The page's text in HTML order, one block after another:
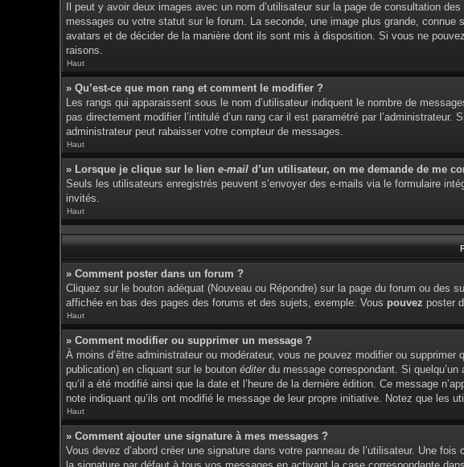
Il peut y avoir deux images avec un nom d’utilisateur sur la page de consultation
messages ou votre statut sur le forum. La seconde, une image plus grande, connue
avatars et de décider de la manière dont ils sont mis à disposition. Si vous ne
raisons.
Haut
» Qu’est-ce que mon rang et comment le modifier ?
Les rangs qui apparaissent sous le nom d’utilisateur indiquent le nombre de
pas directement modifier l’intitulé d’un rang car il est paramétré par
administrateur peut rabaisser votre compteur de messages.
Haut
» Lorsque je clique sur le lien e-mail d’un utilisateur, on me demande de me
Seuls les utilisateurs enregistrés peuvent s’envoyer des e-mails via le formulaire
invités.
Haut
» Comment poster dans un forum ?
Cliquez sur le bouton adéquat (Nouveau ou Répondre) sur la page du forum ou
affichée en bas des pages des forums et des sujets, exemple: Vous pouvez poster
Haut
» Comment modifier ou supprimer un message ?
À moins d’être administrateur ou modérateur, vous ne pouvez modifier ou
publication) en cliquant sur le bouton éditerdu message correspondant. Si
qu’il a été modifié ainsi que la date et l’heure de la dernière édition. Ce message
note indiquant qu’ils ont modifié le message de leur propre initiative. Notez que les
Haut
» Comment ajouter une signature à mes messages ?
Vous devez d’abord créer une signature dans votre panneau de l’utilisateur. Une